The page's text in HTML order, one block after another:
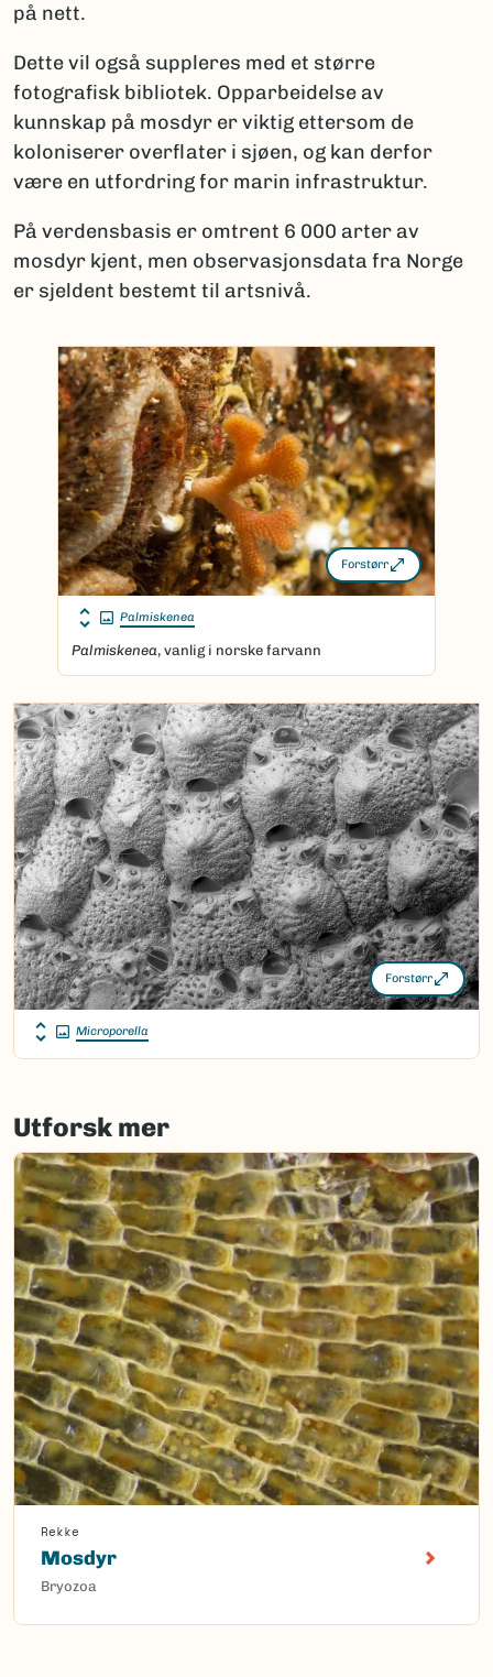
på nett.
Dette vil også suppleres med et større
fotografisk bibliotek. Opparbeidelse av
kunnskap på mosdyr er viktig ettersom de
koloniserer overflater i sjøen, og kan derfor
være en utfordring for marin infrastruktur.
På verdensbasis er omtrent 6 000 arter av
mosdyr kjent, men observasjonsdata fra Norge
er sjeldent bestemt til artsnivå.
Forstørr
Palmiskenea
Palmiskenea, vanlig i norske farvann
Forstørr
Microporella
Utforsk mer
Rekke
Mosdyr
Bryozoa